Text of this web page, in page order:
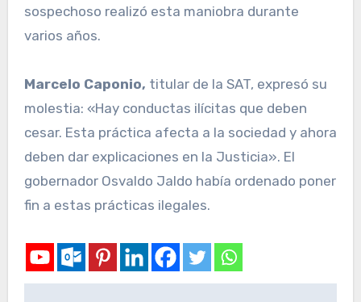
sospechoso realizó esta maniobra durante
varios años.
Marcelo Caponio, titular de la SAT, expresó su
molestia: «Hay conductas ilícitas que deben
cesar. Esta práctica afecta a la sociedad y ahora
deben dar explicaciones en la Justicia». El
gobernador Osvaldo Jaldo había ordenado poner
fin a estas prácticas ilegales.